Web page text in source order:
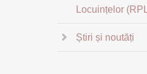
Locuințelor
Știri și noutăți